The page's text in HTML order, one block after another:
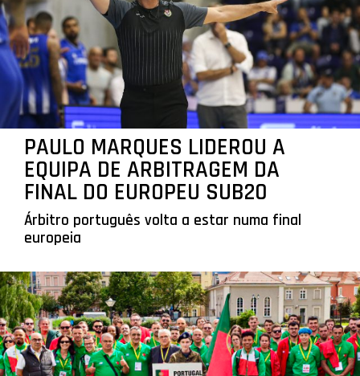
PAULO MARQUES LIDEROU A
EQUIPA DE ARBITRAGEM DA
FINAL DO EUROPEU SUB20
Árbitro português volta a estar numa final
europeia